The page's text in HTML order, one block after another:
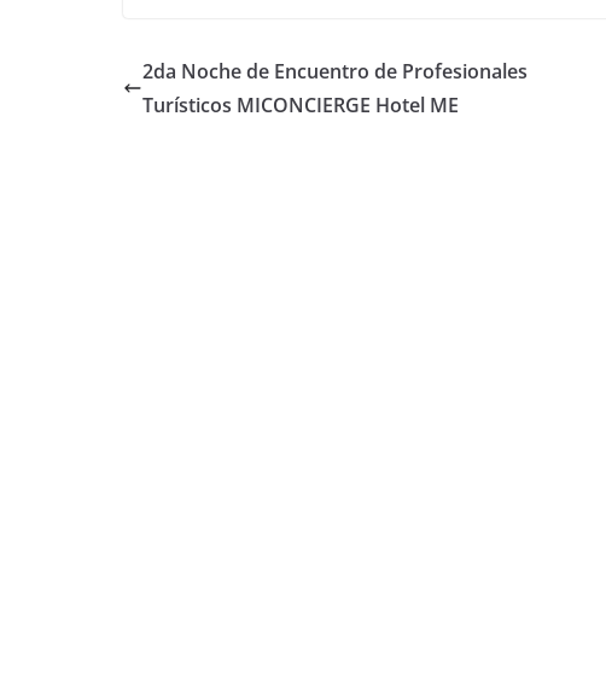
2da Noche de Encuentro de Profesionales
Turísticos MICONCIERGE Hotel ME